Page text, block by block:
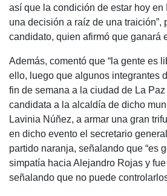
así que la condición de estar hoy en
una decisión a raíz de una traición”,
candidato, quien afirmó que ganará
Además, comentó que “la gente es
ello, luego que algunos integrantes
fin de semana a la ciudad de La
candidata a la alcaldía de dicho
Lavinia Núñez, a armar una gran
en dicho evento el secretario
partido naranja, señalando que “es
simpatía hacia Alejandro Rojas y
señalando que no puede